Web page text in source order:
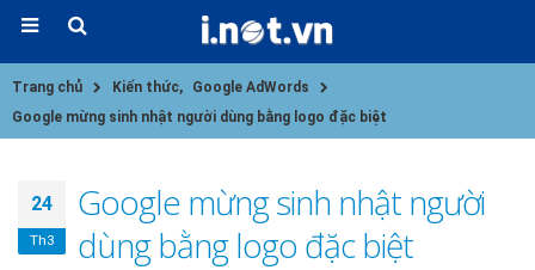
Trang chủ Kiến thức,
Google AdWords
Google mừng sinh nhật người dùng bằng logo đặc biệt
24
Th3
Google mừng sinh nhật người
dùng bằng logo đặc biệt